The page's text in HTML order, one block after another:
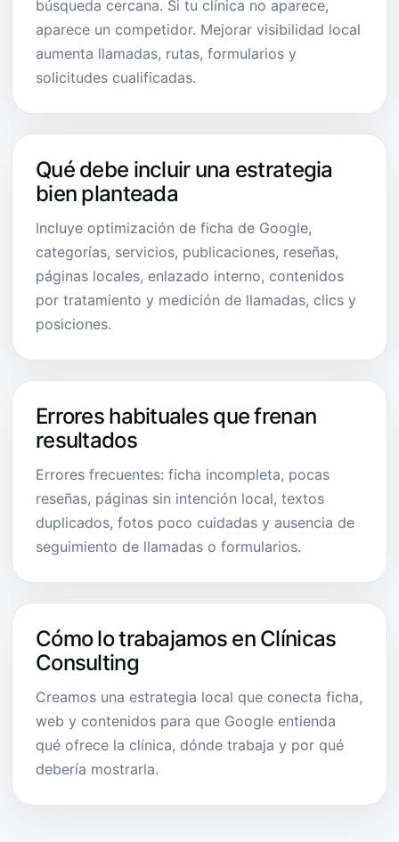
búsqueda cercana. Si tu clínica no aparece,
aparece un competidor. Mejorar visibilidad local
aumenta llamadas, rutas, formularios y
solicitudes cualificadas.
Qué debe incluir una estrategia
bien planteada
Incluye optimización de ficha de Google,
categorías, servicios, publicaciones, reseñas,
páginas locales, enlazado interno, contenidos
por tratamiento y medición de llamadas, clics y
posiciones.
Errores habituales que frenan
resultados
Errores frecuentes: ficha incompleta, pocas
reseñas, páginas sin intención local, textos
duplicados, fotos poco cuidadas y ausencia de
seguimiento de llamadas o formularios.
Cómo lo trabajamos en Clínicas
Consulting
Creamos una estrategia local que conecta ficha,
web y contenidos para que Google entienda
qué ofrece la clínica, dónde trabaja y por qué
debería mostrarla.